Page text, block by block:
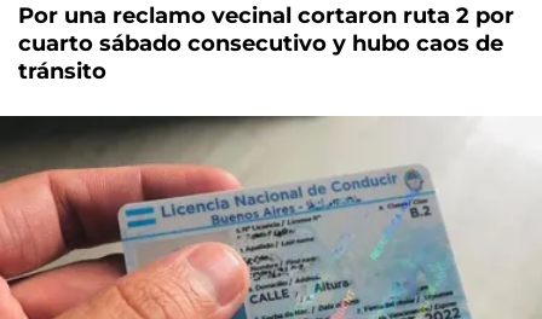
Por una reclamo vecinal cortaron ruta 2 por
cuarto sábado consecutivo y hubo caos de
tránsito